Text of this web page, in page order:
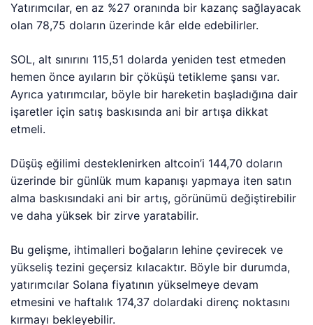
Yatırımcılar, en az %27 oranında bir kazanç sağlayacak
olan 78,75 doların üzerinde kâr elde edebilirler.
SOL, alt sınırını 115,51 dolarda yeniden test etmeden
hemen önce ayıların bir çöküşü tetikleme şansı var.
Ayrıca yatırımcılar, böyle bir hareketin başladığına dair
işaretler için satış baskısında ani bir artışa dikkat
etmeli.
Düşüş eğilimi desteklenirken altcoin’i 144,70 doların
üzerinde bir günlük mum kapanışı yapmaya iten satın
alma baskısındaki ani bir artış, görünümü değiştirebilir
ve daha yüksek bir zirve yaratabilir.
Bu gelişme, ihtimalleri boğaların lehine çevirecek ve
yükseliş tezini geçersiz kılacaktır. Böyle bir durumda,
yatırımcılar Solana fiyatının yükselmeye devam
etmesini ve haftalık 174,37 dolardaki direnç noktasını
kırmayı bekleyebilir.